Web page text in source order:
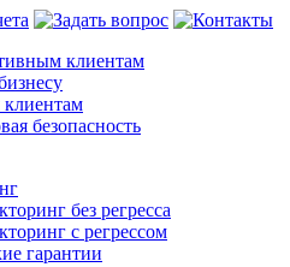
клиентам
безопасность
без регресса
с регрессом
гарантии